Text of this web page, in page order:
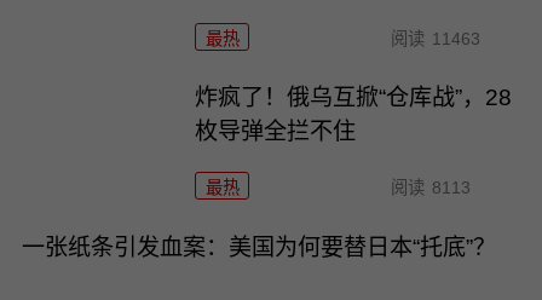
最热 阅读 11463
炸疯了！俄乌互掀“仓库战”，28
枚导弹全拦不住
最热 阅读 8113
一张纸条引发血案：美国为何要替日本“托底”？